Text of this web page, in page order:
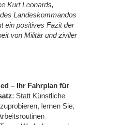
Kurt Leonards,
Landeskommandos
ein positives Fazit der
von Militär und ziviler
– Ihr Fahrplan für
: Statt Künstliche
lernen Sie,